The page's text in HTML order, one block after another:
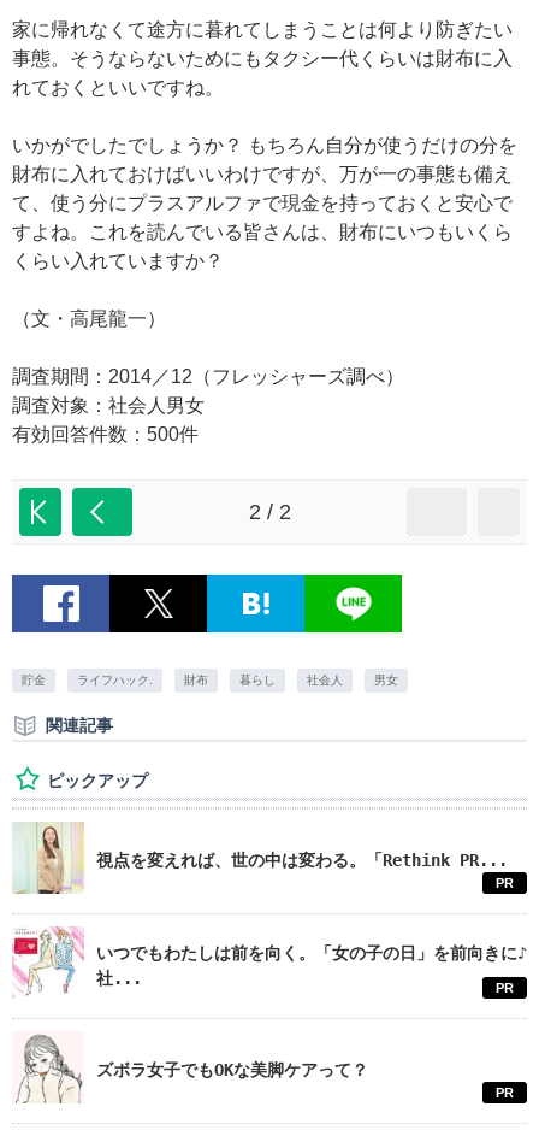
家に帰れなくて途方に暮れてしまうことは何より防ぎたい
事態。そうならないためにもタクシー代くらいは財布に入
れておくといいですね。
いかがでしたでしょうか？ もちろん自分が使うだけの分を
財布に入れておけばいいわけですが、万が一の事態も備え
て、使う分にプラスアルファで現金を持っておくと安心で
すよね。これを読んでいる皆さんは、財布にいつもいくら
くらい入れていますか？
（文・高尾龍一）
調査期間：2014／12（フレッシャーズ調べ）
調査対象：社会人男女
有効回答件数：500件
2 / 2
貯金 ライフハック. 財布 暮らし 社会人 男女
関連記事
ピックアップ
視点を変えれば、世の中は変わる。「Rethink PR...
PR
いつでもわたしは前を向く。「女の子の日」を前向きに♪
社...
PR
ズボラ女子でもOKな美脚ケアって？
PR